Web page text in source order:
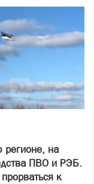
регионе, на
ПВО и РЭБ.
к